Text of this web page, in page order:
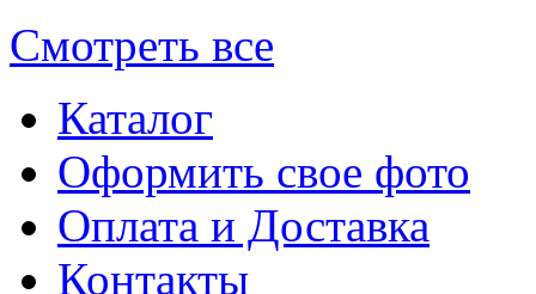
Смотреть все
Каталог
Оформить свое фото
Оплата и Доставка
Контакты